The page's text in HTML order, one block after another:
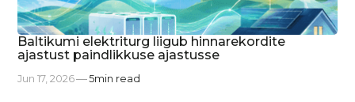
Baltikumi elektriturg liigub hinnarekordite
ajastust paindlikkuse ajastusse
Jun 17, 2026 5min read